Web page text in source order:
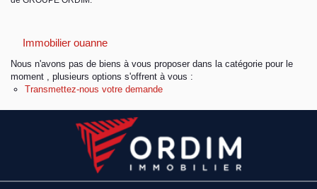
Syndic
Espace client
Immobilier ouanne
Nous n'avons pas de biens à vous proposer dans la catégorie pour le
moment , plusieurs options s'offrent à vous :
Transmettez-nous votre demande